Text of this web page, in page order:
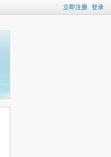
立即注册 登录